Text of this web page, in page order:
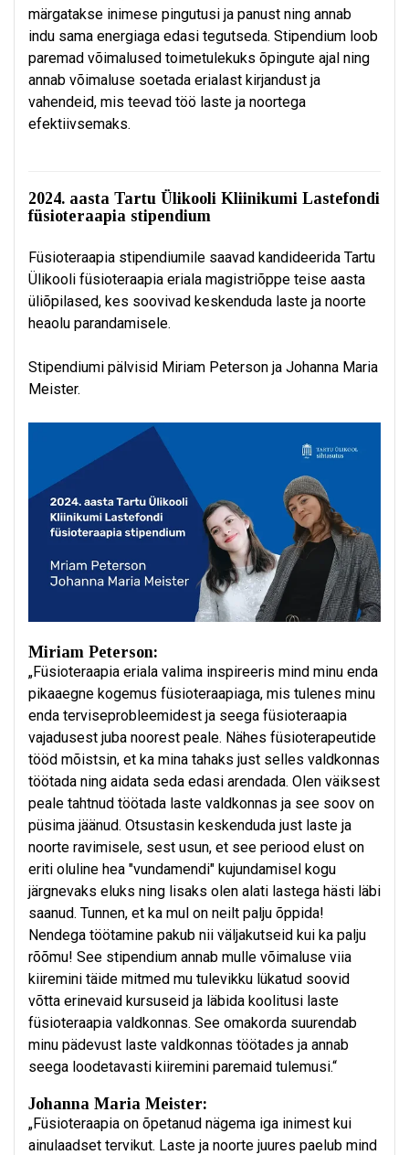
märgatakse inimese pingutusi ja panust ning annab
indu sama energiaga edasi tegutseda. Stipendium loob
paremad võimalused toimetulekuks õpingute ajal ning
annab võimaluse soetada erialast kirjandust ja
vahendeid, mis teevad töö laste ja noortega
efektiivsemaks.
2024. aasta Tartu Ülikooli Kliinikumi Lastefondi
füsioteraapia stipendium
Füsioteraapia stipendiumile saavad kandideerida Tartu
Ülikooli füsioteraapia eriala magistriõppe teise aasta
üliõpilased, kes soovivad keskenduda laste ja noorte
heaolu parandamisele.
Stipendiumi pälvisid Miriam Peterson ja Johanna Maria
Meister.
Miriam Peterson:
„Füsioteraapia eriala valima inspireeris mind minu enda
pikaaegne kogemus füsioteraapiaga, mis tulenes minu
enda terviseprobleemidest ja seega füsioteraapia
vajadusest juba noorest peale. Nähes füsioterapeutide
tööd mõistsin, et ka mina tahaks just selles valdkonnas
töötada ning aidata seda edasi arendada. Olen väiksest
peale tahtnud töötada laste valdkonnas ja see soov on
püsima jäänud. Otsustasin keskenduda just laste ja
noorte ravimisele, sest usun, et see periood elust on
eriti oluline hea "vundamendi" kujundamisel kogu
järgnevaks eluks ning lisaks olen alati lastega hästi läbi
saanud. Tunnen, et ka mul on neilt palju õppida!
Nendega töötamine pakub nii väljakutseid kui ka palju
rõõmu! See stipendium annab mulle võimaluse viia
kiiremini täide mitmed mu tulevikku lükatud soovid
võtta erinevaid kursuseid ja läbida koolitusi laste
füsioteraapia valdkonnas. See omakorda suurendab
minu pädevust laste valdkonnas töötades ja annab
seega loodetavasti kiiremini paremaid tulemusi.“
Johanna Maria Meister:
„Füsioteraapia on õpetanud nägema iga inimest kui
ainulaadset tervikut. Laste ja noorte juures paelub mind